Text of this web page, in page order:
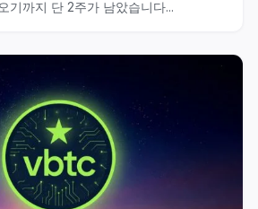
기까지 단 2주가 남았습니다...